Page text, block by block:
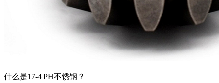
什么是17-4 PH不锈钢？